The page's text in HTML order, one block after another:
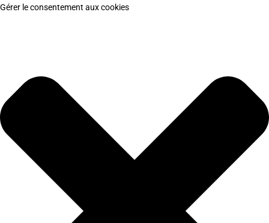
Gérer le consentement aux cookies